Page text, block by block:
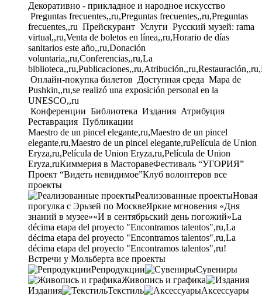
Декоративно - прикладное и народное искусство
Preguntas frecuentes,,ru,Preguntas frecuentes,,ru,Preguntas
frecuentes,,ru Прейскурант Услуги Русский музей: rama
virtual,,ru,Venta de boletos en línea,,ru,Horario de días
sanitarios este año,,ru,Donación
voluntaria,,ru,Conferencias,,ru,La
Онлайн-покупка билетов Доступная среда Mapa de
Pushkin,,ru,se realizó una exposición personal en la
UNESCO,,ru
Конференции Библиотека Издания Атрибуция
Реставрация Публикации
Maestro de un pincel elegante,ru,Maestro de un pincel
elegante,ru,Maestro de un pincel elegante,ruPelícula de Union
Eryza,ru,Película de Union Eryza,ru,Película de Union
Eryza,ruКиммерия в МасторавеФестиваль “УГОРИЯ”
Проект “Видеть невидимое”Клуб волонтеров все
проекты
Реализованные проектыНовая
прогулка с Эрьзей по МосквеЯркие мгновения «Дня
знаний в музее»«И в сентябрьский день погожий»La
décima etapa del proyecto "Encontramos talentos",ru,La
décima etapa del proyecto "Encontramos talentos",ru,La
décima etapa del proyecto "Encontramos talentos",ru!
Встречи у Мольберта все проекты
Репродукции
Сувениры
Живопись и графика
Издания
Текстиль Аксессуары